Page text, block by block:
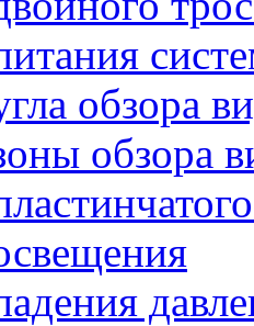
обзора
обзора